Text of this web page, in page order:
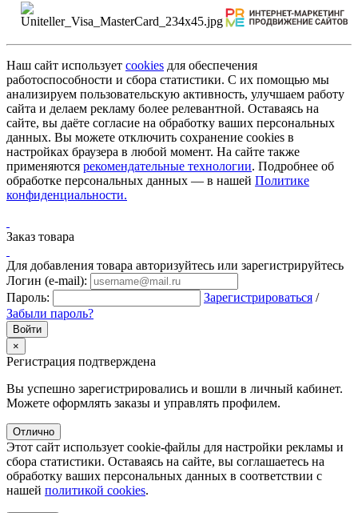
Наш сайт использует cookies для обеспечения
работоспособности и сбора статистики. С их помощью мы
анализируем пользовательскую активность, улучшаем работу
сайта и делаем рекламу более релевантной. Оставаясь на
сайте, вы даёте согласие на обработку ваших персональных
данных. Вы можете отключить сохранение cookies в
настройках браузера в любой момент. На сайте также
применяются рекомендательные технологии. Подробнее об
обработке персональных данных — в нашей Политике
конфиденциальности.
Заказ товара
Для добавления товара авторизуйтесь или зарегистрируйтесь
Логин (e-mail):
Пароль:
Зарегистрироваться /
Забыли пароль?
×
Регистрация подтверждена
Вы успешно зарегистрировались и вошли в личный кабинет.
Можете оформлять заказы и управлять профилем.
Отлично
Этот сайт использует cookie-файлы для настройки рекламы и
сбора статистики. Оставаясь на сайте, вы соглашаетесь на
обработку ваших персональных данных в соответствии с
нашей политикой cookies.